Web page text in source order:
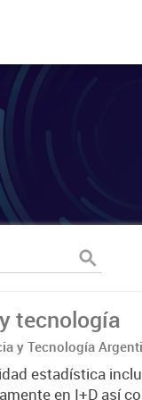
tecnología
y Tecnología
estadística
en I+D así